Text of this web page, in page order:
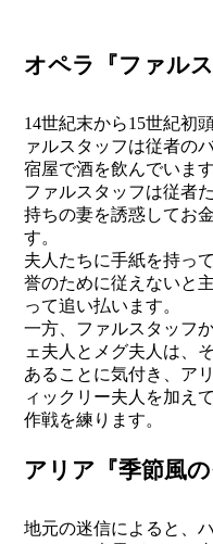
オペラ『ファルス
14世紀末から15世紀初
ァルスタッフは従者の
宿屋で酒を飲んでいます
ファルスタッフは従者
持ちの妻を誘惑してお
す。
夫人たちに手紙を持っ
誉のために従えないと
って追い払います。
一方、ファルスタッフ
ェ夫人とメグ夫人は、
あることに気付き、ア
ィックリー夫人を加え
作戦を練ります。
アリア『季節風
地元の迷信によると、